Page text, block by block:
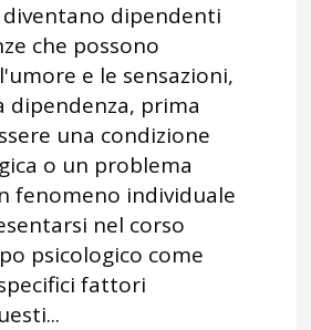
diventano dipendenti
che possono
e le sensazioni,
dipendenza, prima
una condizione
o un problema
fenomeno individuale
nel corso
psicologico come
fattori